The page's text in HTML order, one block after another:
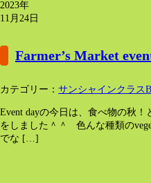
2023年
11月24日
Farmer’s Market
カテゴリー： サンシャインクラス
Event dayの今日は、食べ物の秋！
をしました＾＾ 色んな種類の
でな […]